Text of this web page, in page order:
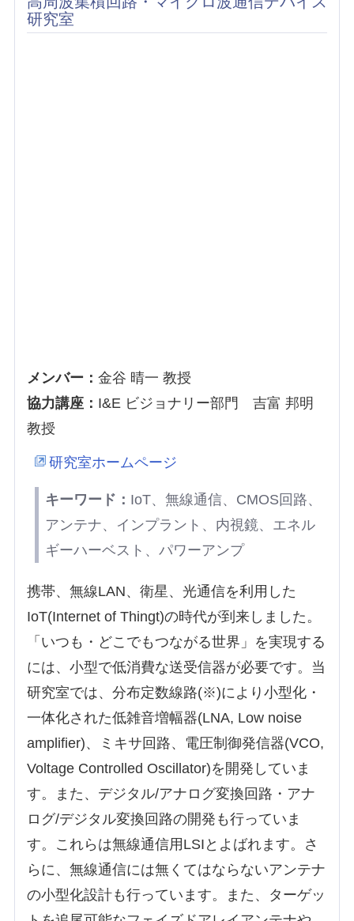
高周波集積回路・マイクロ波通信デバイス
研究室
メンバー： 金谷 晴一 教授
協力講座： I&E ビジョナリー部門 吉富 邦明
教授
研究室ホームページ
キーワード： IoT、無線通信、CMOS回路、
アンテナ、インプラント、内視鏡、エネル
ギーハーベスト、パワーアンプ
携帯、無線LAN、衛星、光通信を利用した
IoT(Internet of Thingt)の時代が到来しました。
「いつも・どこでもつながる世界」を実現する
には、小型で低消費な送受信器が必要です。当
研究室では、分布定数線路(※)により小型化・
一体化された低雑音増幅器(LNA, Low noise
amplifier)、ミキサ回路、電圧制御発信器(VCO,
Voltage Controlled Oscillator)を開発していま
す。また、デジタル/アナログ変換回路・アナ
ログ/デジタル変換回路の開発も行っていま
す。これらは無線通信用LSIとよばれます。さ
らに、無線通信には無くてはならないアンテナ
の小型化設計も行っています。また、ターゲッ